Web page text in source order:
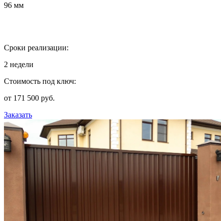
96 мм
Сроки реализации:
2 недели
Стоимость под ключ:
от 171 500 руб.
Заказать